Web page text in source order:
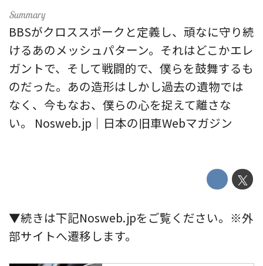
BBSがクロススポークと定義し、頑なに守り続
けるあのメッシュパターン。それはどこかエレ
ガントで、そして戦闘的で、僕らを鼓舞するも
のだった。あの造形はしかし過去の遺物では
なく、今もなお、僕らの心を捉えて離さな
い。 Nosweb.jp｜日本の旧車Webマガジン
▼続きは下記Nosweb.jpをご覧ください。※外
部サイトへ遷移します。